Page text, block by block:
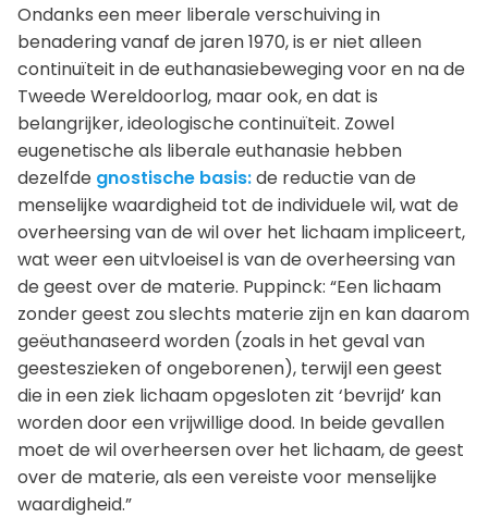
Ondanks een meer liberale verschuiving in
benadering vanaf de jaren 1970, is er niet alleen
continuïteit in de euthanasiebeweging voor en na de
Tweede Wereldoorlog, maar ook, en dat is
belangrijker, ideologische continuïteit. Zowel
eugenetische als liberale euthanasie hebben
dezelfde gnostische basis:de reductie van de
menselijke waardigheid tot de individuele wil, wat de
overheersing van de wil over het lichaam impliceert,
wat weer een uitvloeisel is van de overheersing van
de geest over de materie. Puppinck: “Een lichaam
zonder geest zou slechts materie zijn en kan daarom
geëuthanaseerd worden (zoals in het geval van
geesteszieken of ongeborenen), terwijl een geest
die in een ziek lichaam opgesloten zit ‘bevrijd’ kan
worden door een vrijwillige dood. In beide gevallen
moet de wil overheersen over het lichaam, de geest
over de materie, als een vereiste voor menselijke
waardigheid.”